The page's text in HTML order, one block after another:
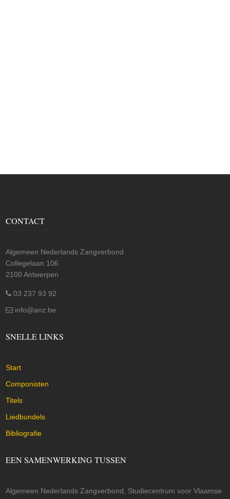
CONTACT
Algemeen Nederlands Zangverbond
Collegelaan 106
2100 Antwerpen
03 237 93 92
info@anz.be
SNELLE LINKS
Start
Componisten
Titels
Liedbundels
Bibliografie
EEN SAMENWERKING TUSSEN
Algemeen Nederlands Zangverbond, Studiecentrum voor Vlaamse